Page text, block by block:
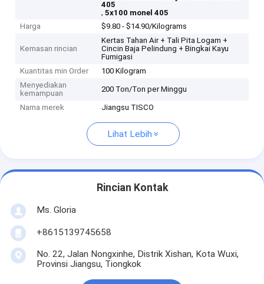
405
,5x100 monel 405
Harga
$9.80 - $14.90/Kilograms
Kemasan rincian
Kertas Tahan Air + Tali Pita Logam +
Cincin Baja Pelindung + Bingkai Kayu
Fumigasi
Kuantitas min Order
100 Kilogram
Menyediakan
kemampuan
200 Ton/Ton per Minggu
Nama merek Jiangsu TISCO
Lihat Lebih
Rincian Kontak
Ms. Gloria
+8615139745658
No. 22, Jalan Nongxinhe, Distrik Xishan, Kota Wuxi,
Provinsi Jiangsu, Tiongkok